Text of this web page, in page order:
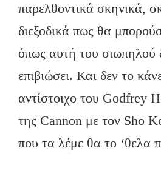
παρελθοντικά σκηνικά,
διεξοδικά πως θα
όπως αυτή του σιωπηλού
επιβιώσει. Και δεν το
αντίστοιχο του Godfrey
της Cannon με τον Sho
που τα λέμε θα το ‘θελα